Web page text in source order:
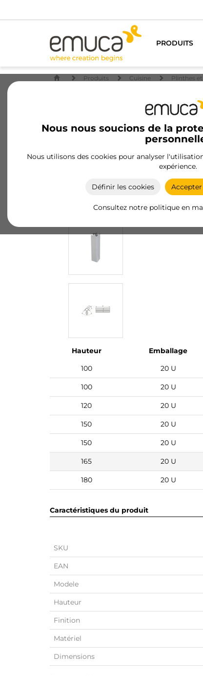
PRODUITS
Nous nous soucions de la
Nous utilisons des cookies pour analyser
expérience.
Définir les cookies
Consultez notre politique en
Produits Cuisine Plinthes
Hauteur Emballage
100
20 U
100 20 U
120 20 U
150 20 U
150 20 U
165 20 U
180 20 U
Caractéristiques du produit
SKU
EAN
Modele
Hauteur
Finition
Matériel
Dimensions